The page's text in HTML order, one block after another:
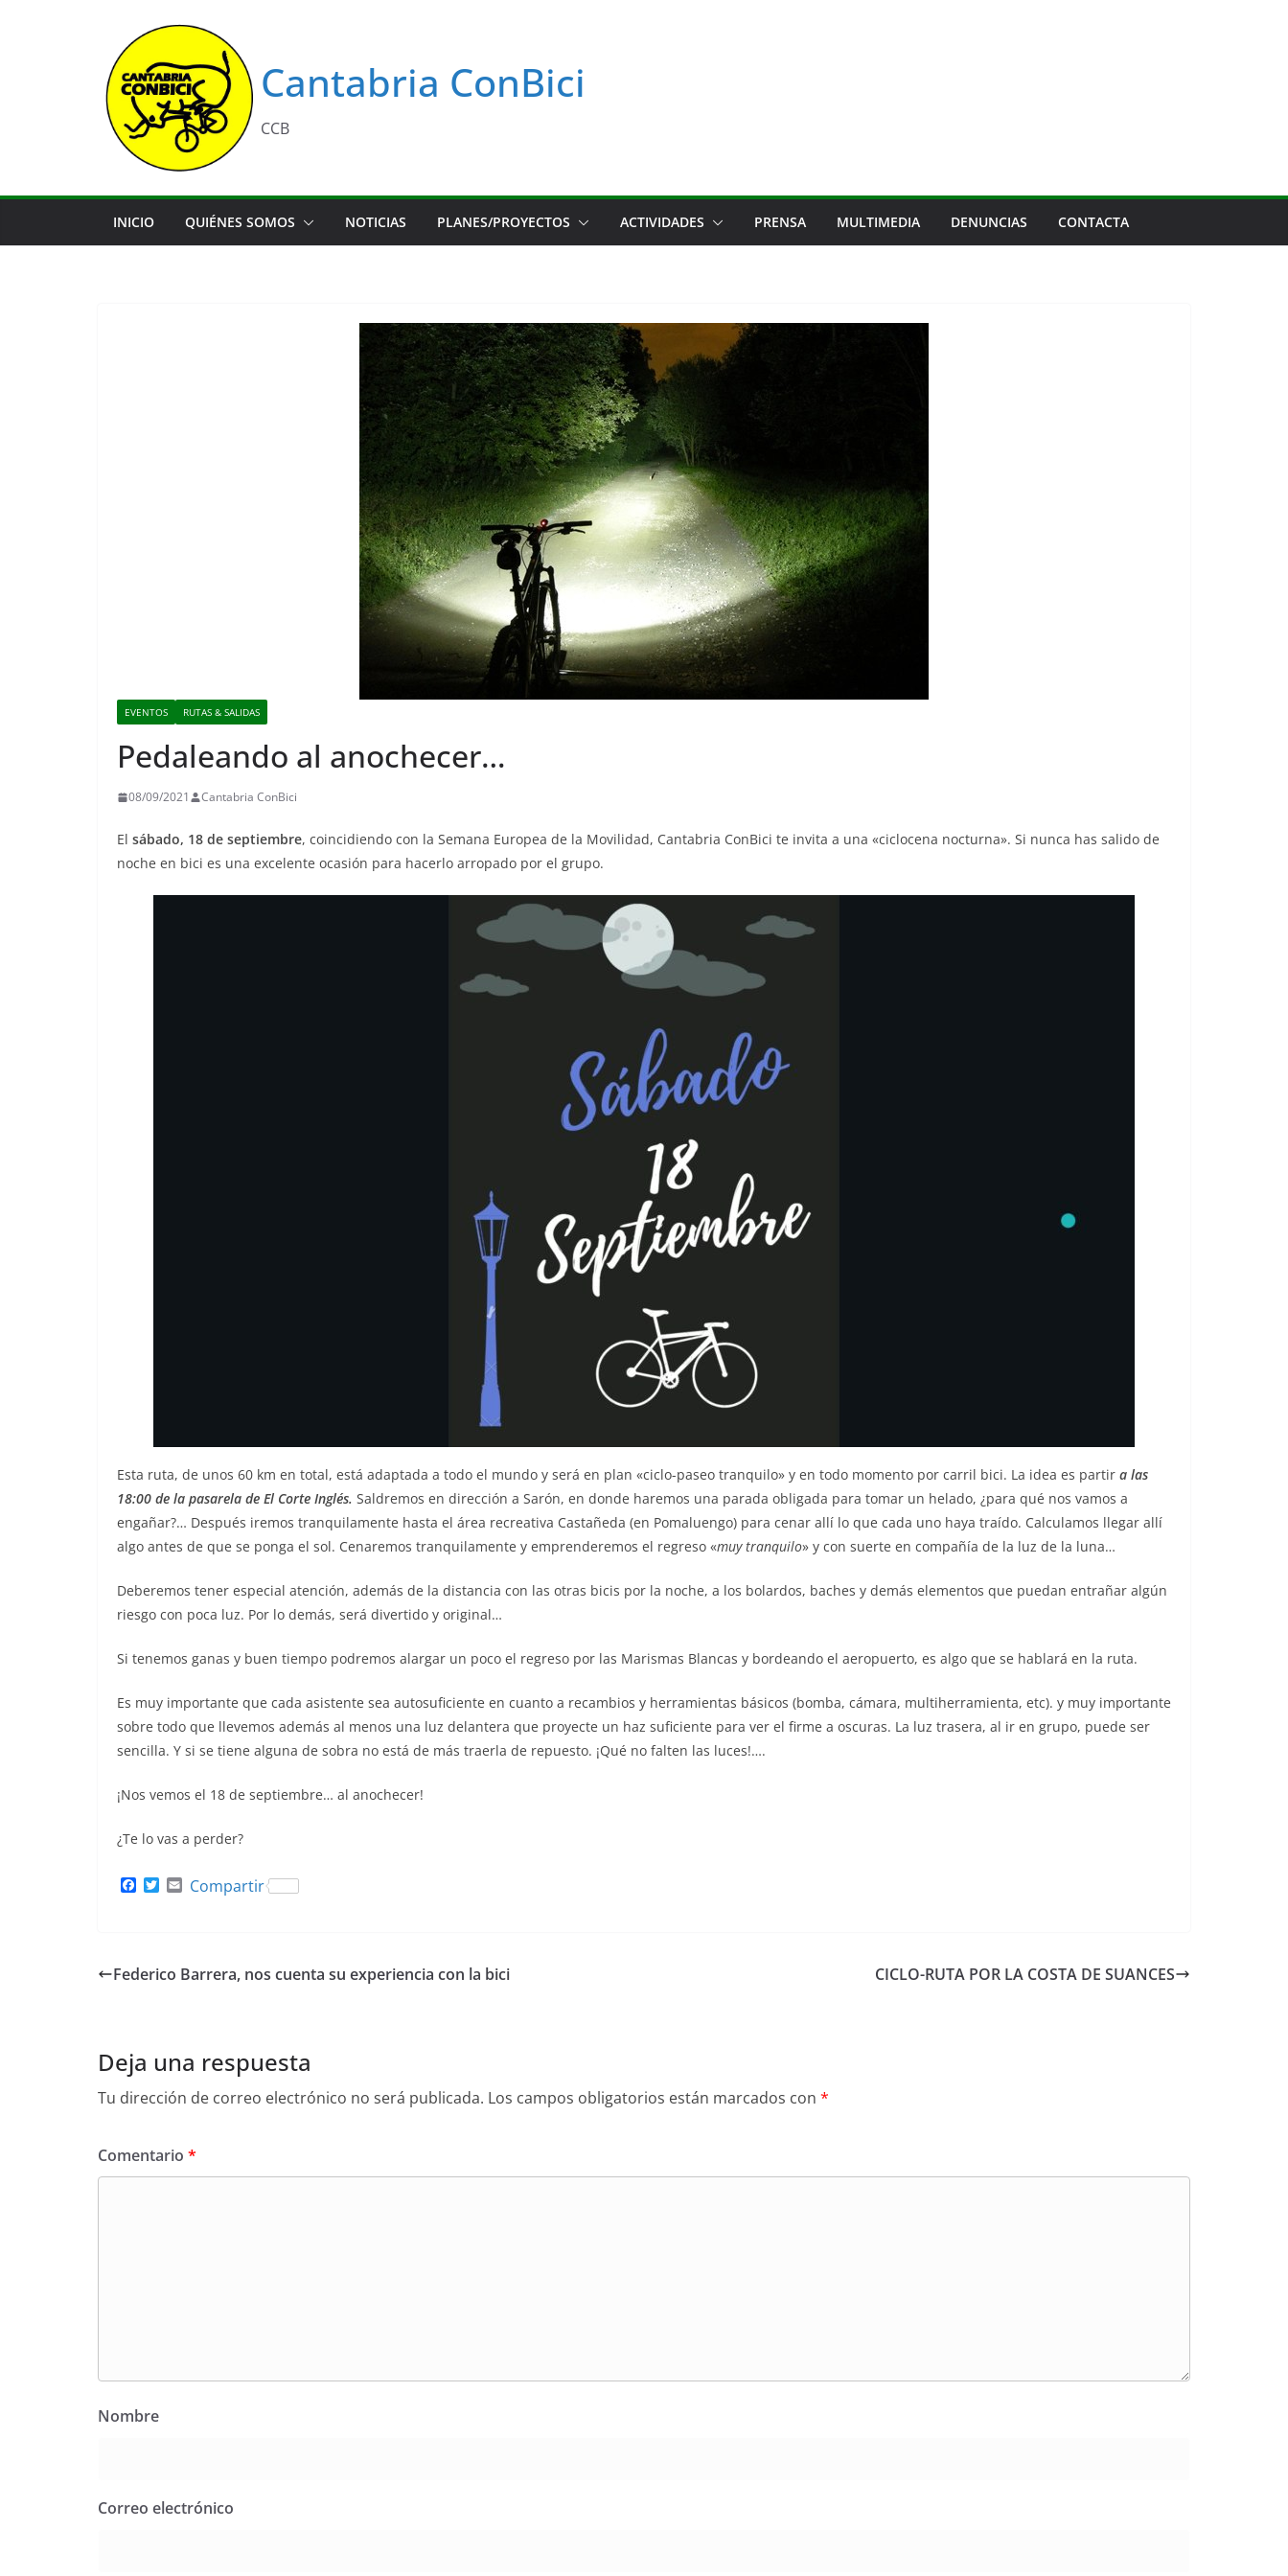
Cantabria ConBici
CCB
INICIO QUIÉNES SOMOS NOTICIAS PLANES/PROYECTOS ACTIVIDADES PRENSA MULTIMEDIA DENUNCIAS CONTACTA
EVENTOS RUTAS & SALIDAS
Pedaleando al anochecer…
08/09/2021 Cantabria ConBici
El sábado, 18 de septiembre, coincidiendo con la Semana Europea de la Movilidad, Cantabria ConBici te invita a una «ciclocena nocturna». Si nunca has salido de
noche en bici es una excelente ocasión para hacerlo arropado por el grupo.
Esta ruta, de unos 60 km en total, está adaptada a todo el mundo y será en plan «ciclo-paseo tranquilo» y en todo momento por carril bici. La idea es partir a las
18:00 de la pasarela de El Corte Inglés. Saldremos en dirección a Sarón, en donde haremos una parada obligada para tomar un helado, ¿para qué nos vamos a
engañar?… Después iremos tranquilamente hasta el área recreativa Castañeda (en Pomaluengo) para cenar allí lo que cada uno haya traído. Calculamos llegar allí
algo antes de que se ponga el sol. Cenaremos tranquilamente y emprenderemos el regreso «muy tranquilo» y con suerte en compañía de la luz de la luna…
Deberemos tener especial atención, además de la distancia con las otras bicis por la noche, a los bolardos, baches y demás elementos que puedan entrañar algún
riesgo con poca luz. Por lo demás, será divertido y original…
Si tenemos ganas y buen tiempo podremos alargar un poco el regreso por las Marismas Blancas y bordeando el aeropuerto, es algo que se hablará en la ruta.
Es muy importante que cada asistente sea autosuficiente en cuanto a recambios y herramientas básicos (bomba, cámara, multiherramienta, etc). y muy importante
sobre todo que llevemos además al menos una luz delantera que proyecte un haz suficiente para ver el firme a oscuras. La luz trasera, al ir en grupo, puede ser
sencilla. Y si se tiene alguna de sobra no está de más traerla de repuesto. ¡Qué no falten las luces!….
¡Nos vemos el 18 de septiembre… al anochecer!
¿Te lo vas a perder?
o
T
r
Compartir
Federico Barrera, nos cuenta su experiencia con la bici CICLO-RUTA POR LA COSTA DE SUANCES
Deja una respuesta
Tu dirección de correo electrónico no será publicada. Los campos obligatorios están marcados con *
Comentario *
Nombre
Correo electrónico